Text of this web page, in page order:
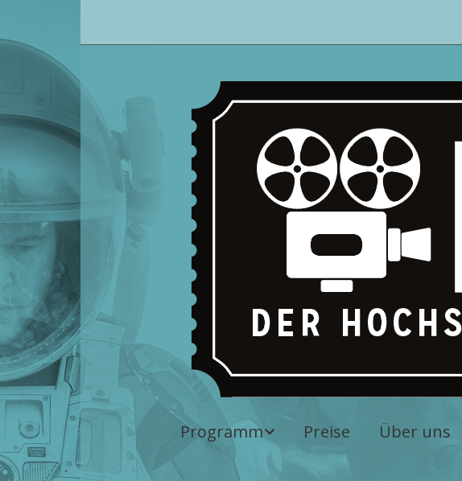
Programm Preise Über uns